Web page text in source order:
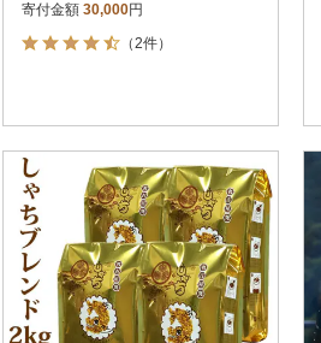
寄付金額 30,000円
（2件）